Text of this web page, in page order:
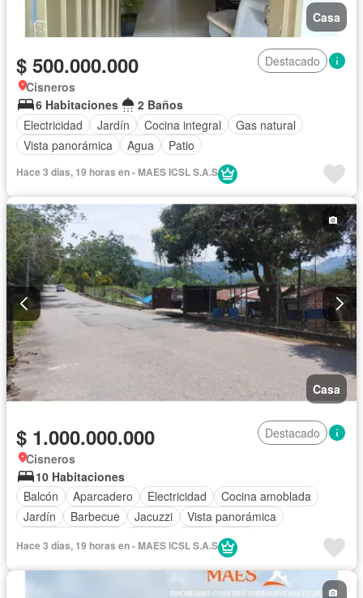
Casa
$ 500.000.000
Destacado
Cisneros
6 Habitaciones
2 Baños
Electricidad
Jardín Cocina integral
Gas natural
Vista panorámica
Agua Patio
Hace 3 días, 19 horas en - MAES ICSL S.A.S
Casa
$ 1.000.000.000
Destacado
Cisneros
10 Habitaciones
Balcón
Aparcadero Electricidad
Cocina amoblada
Jardín
Barbecue Jacuzzi
Vista panorámica
Patio
Hace 3 días, 19 horas en - MAES ICSL S.A.S